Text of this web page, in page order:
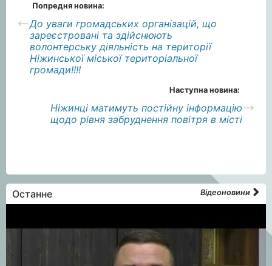
Попредня новина:
До уваги громадських організацій, що
зареєстровані та здійснюють
волонтерську діяльність на території
Ніжинської міської територіальної
громади!!!!
Наступна новина:
Ніжинці матимуть постійну інформацію
щодо рівня забруднення повітря в місті
Останне Відеоновини